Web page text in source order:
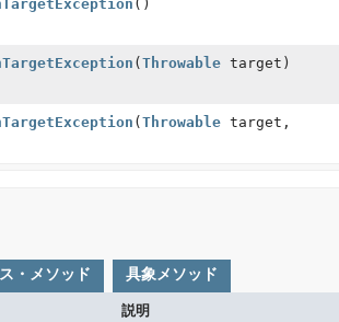
()
( Throwabletarget)
( Throwabletarget,
・メソッド 具象メソッド
説明